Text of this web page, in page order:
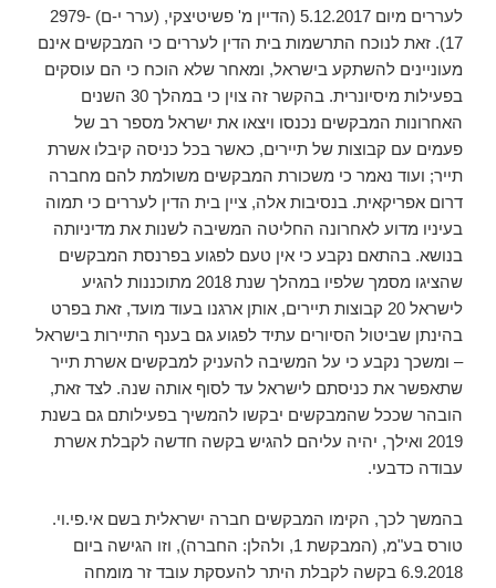
לעררים מיום 5.12.2017 (הדיין מ' פשיטיצקי, (ערר י-ם) 2979-
17). זאת לנוכח התרשמות בית הדין לעררים כי המבקשים אינם
מעוניינים להשתקע בישראל, ומאחר שלא הוכח כי הם עוסקים
בפעילות מיסיונרית. בהקשר זה צוין כי במהלך 30 השנים
האחרונות המבקשים נכנסו ויצאו את ישראל מספר רב של
פעמים עם קבוצות של תיירים, כאשר בכל כניסה קיבלו אשרת
תייר; ועוד נאמר כי משכורת המבקשים משולמת להם מחברה
דרום אפריקאית. בנסיבות אלה, ציין בית הדין לעררים כי תמוה
בעיניו מדוע לאחרונה החליטה המשיבה לשנות את מדיניותה
בנושא. בהתאם נקבע כי אין טעם לפגוע בפרנסת המבקשים
שהציגו מסמך שלפיו במהלך שנת 2018 מתוכננות להגיע
לישראל 20 קבוצות תיירים, אותן ארגנו בעוד מועד, זאת בפרט
בהינתן שביטול הסיורים עתיד לפגוע גם בענף התיירות בישראל
– ומשכך נקבע כי על המשיבה להעניק למבקשים אשרת תייר
שתאפשר את כניסתם לישראל עד לסוף אותה שנה. לצד זאת,
הובהר שככל שהמבקשים יבקשו להמשיך בפעילותם גם בשנת
2019 ואילך, יהיה עליהם להגיש בקשה חדשה לקבלת אשרת
עבודה כדבעי.
בהמשך לכך, הקימו המבקשים חברה ישראלית בשם אי.פי.וי.
טורס בע"מ, (המבקשת 1, ולהלן: החברה), וזו הגישה ביום
6.9.2018 בקשה לקבלת היתר להעסקת עובד זר מומחה